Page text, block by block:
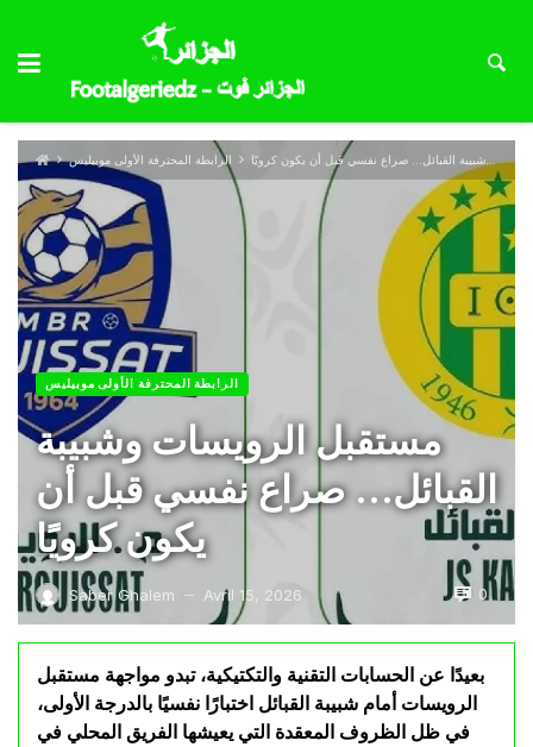
الرابطة المحترفة الأولى موبيليس مستقبل الرويسات وشبيبة القبائل… صراع نفسي قبل أن يكون كرويًا
الرابطة المحترفة الأولى موبيليس
مستقبل الرويسات وشبيبة
القبائل… صراع نفسي قبل أن
يكون كرويًا
Saber Ghalem — Avril 15, 2026 0
بعيدًا عن الحسابات التقنية والتكتيكية، تبدو مواجهة مستقبل
الرويسات أمام شبيبة القبائل اختبارًا نفسيًا بالدرجة الأولى،
في ظل الظروف المعقدة التي يعيشها الفريق المحلي في